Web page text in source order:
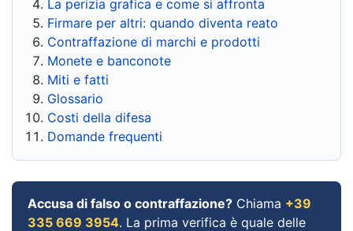
La perizia grafica e come si affronta
Firmare per altri: quando diventa reato
Contraffazione di marchi e prodotti
Monete e banconote
Miti e fatti
Glossario
Costi della difesa
Domande frequenti
Accusa di falso o contraffazione? Chiama +39
335 669 3954. La prima verifica è quale delle